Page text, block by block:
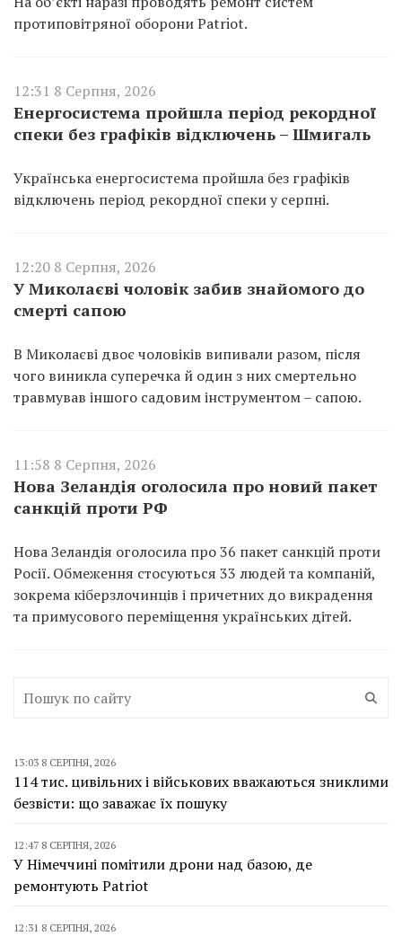
протиповітряної оборони Patriot.
12:31 8 Серпня, 2026
Енергосистема пройшла період рекордної
спеки без графіків відключень – Шмигаль
Українська енергосистема пройшла без графіків
відключень період рекордної спеки у серпні.
12:20 8 Серпня, 2026
У Миколаєві чоловік забив знайомого до
смерті сапою
В Миколаєві двоє чоловіків випивали разом, після
чого виникла суперечка й один з них смертельно
травмував іншого садовим інструментом – сапою.
11:58 8 Серпня, 2026
Нова Зеландія оголосила про новий пакет
санкцій проти РФ
Нова Зеландія оголосила про 36 пакет санкцій проти
Росії. Обмеження стосуються 33 людей та компаній,
зокрема кіберзлочинців і причетних до викрадення
та примусового переміщення українських дітей.
13:03 8 СЕРПНЯ, 2026
114 тис. цивільних і військових вважаються зниклими
безвісти: що заважає їх пошуку
12:47 8 СЕРПНЯ, 2026
У Німеччині помітили дрони над базою, де
ремонтують Patriot
12:31 8 СЕРПНЯ, 2026